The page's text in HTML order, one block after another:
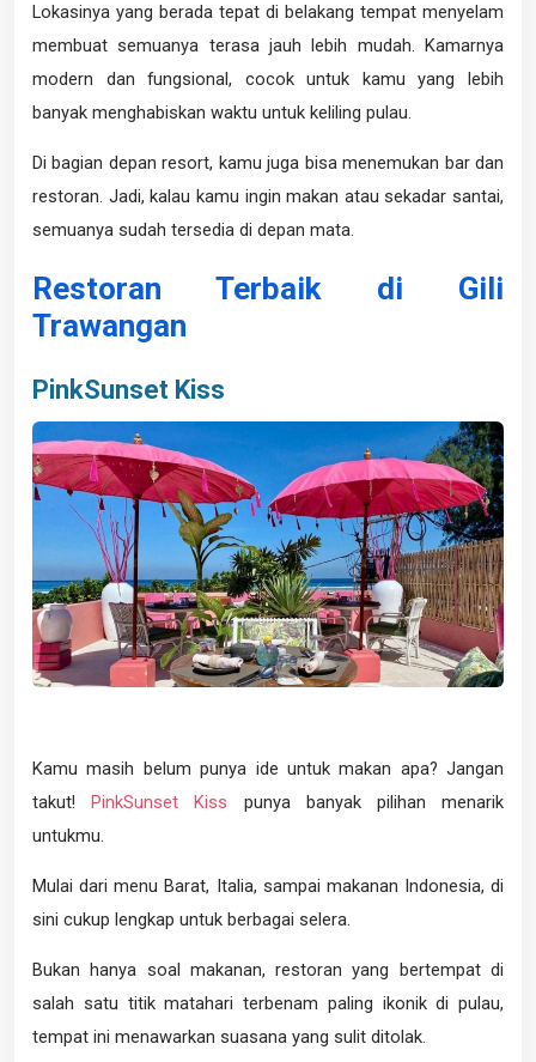
Lokasinya yang berada tepat di belakang tempat menyelam
membuat semuanya terasa jauh lebih mudah. Kamarnya
modern dan fungsional, cocok untuk kamu yang lebih
banyak menghabiskan waktu untuk keliling pulau.
Di bagian depan resort, kamu juga bisa menemukan bar dan
restoran. Jadi, kalau kamu ingin makan atau sekadar santai,
semuanya sudah tersedia di depan mata.
Restoran Terbaik di Gili
Trawangan
PinkSunset Kiss
Kamu masih belum punya ide untuk makan apa? Jangan
takut!PinkSunset Kiss punya banyak pilihan menarik
untukmu.
Mulai dari menu Barat, Italia, sampai makanan Indonesia, di
sini cukup lengkap untuk berbagai selera.
Bukan hanya soal makanan, restoran yang bertempat di
salah satu titik matahari terbenam paling ikonik di pulau,
tempat ini menawarkan suasana yang sulit ditolak.